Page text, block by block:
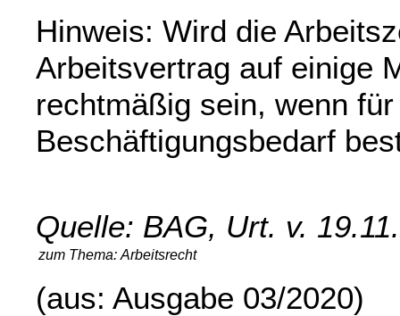
Hinweis: Wird die
Arbeitsvertrag auf einige
rechtmäßig sein, wenn
Beschäftigungsbedarf
Quelle: BAG, Urt. v.
zum Thema: Arbeitsrecht
(aus: Ausgabe 03/2020)